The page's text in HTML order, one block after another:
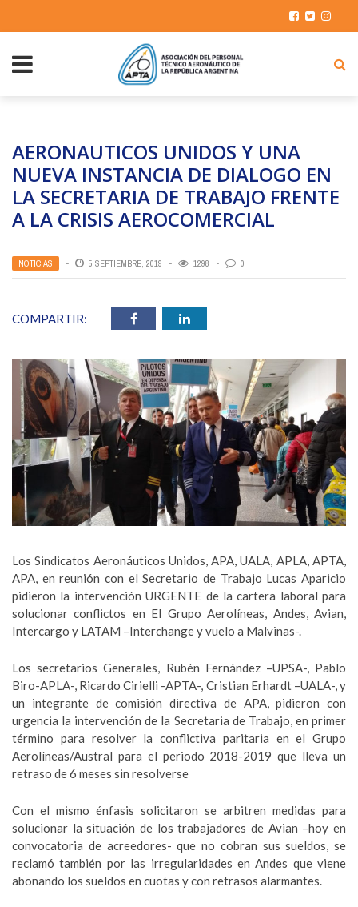
AERONAUTICOS UNIDOS Y UNA
NUEVA INSTANCIA DE DIALOGO EN
LA SECRETARIA DE TRABAJO FRENTE
A LA CRISIS AEROCOMERCIAL
NOTICIAS 5 SEPTIEMBRE, 2019 1298 0
COMPARTIR:
Los Sindicatos Aeronáuticos Unidos, APA, UALA, APLA, APTA,
APA, en reunión con el Secretario de Trabajo Lucas Aparicio
pidieron la intervención URGENTE de la cartera laboral para
solucionar conflictos en El Grupo Aerolíneas, Andes, Avian,
Intercargo y LATAM –Interchange y vuelo a Malvinas-.
Los secretarios Generales, Rubén Fernández –UPSA-, Pablo
Biro-APLA-, Ricardo Cirielli -APTA-, Cristian Erhardt –UALA-, y
un integrante de comisión directiva de APA, pidieron con
urgencia la intervención de la Secretaria de Trabajo, en primer
término para resolver la conflictiva paritaria en el Grupo
Aerolíneas/Austral para el periodo 2018-2019 que lleva un
retraso de 6 meses sin resolverse
Con el mismo énfasis solicitaron se arbitren medidas para
solucionar la situación de los trabajadores de Avian –hoy en
convocatoria de acreedores- que no cobran sus sueldos, se
reclamó también por las irregularidades en Andes que viene
abonando los sueldos en cuotas y con retrasos alarmantes.